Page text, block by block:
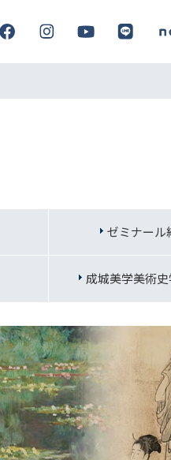
ゼミナール
成城美学美術